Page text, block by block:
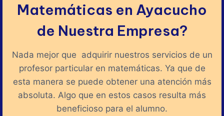
Matemáticas en Ayacucho
de Nuestra Empresa?
Nada mejor que adquirir nuestros servicios de un
profesor particular en matemáticas. Ya que de
esta manera se puede obtener una atención más
absoluta. Algo que en estos casos resulta más
beneficioso para el alumno.